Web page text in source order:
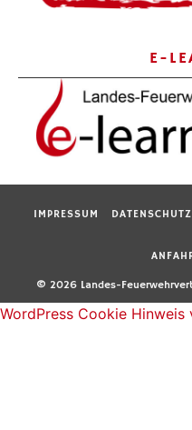
E-
IMPRESSUM DATENSCHUTZ
© 2026 Landes-
WordPress Cookie Hinweis